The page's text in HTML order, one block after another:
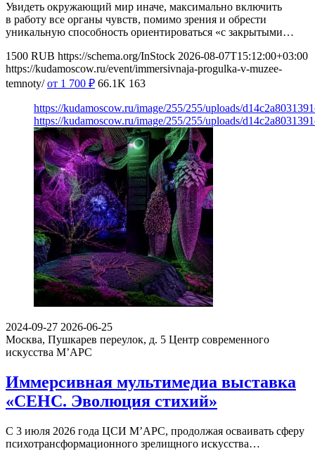
Увидеть окружающий мир иначе, максимально включить
в работу все органы чувств, помимо зрения и обрести
уникальную способность ориентироваться «с закрытыми…
1500 RUB https://schema.org/InStock 2026-08-07T15:12:00+03:00
https://kudamoscow.ru/event/immersivnaja-progulka-v-muzee-
temnoty/ от 1 700 ₽ 66.1K 163
https://kudamoscow.ru/image/255/255/uploads/
https://kudamoscow.ru/image/255/255/uploads/
2024-09-27 2026-06-25
Москва, Пушкарев переулок, д. 5 Центр современного
искусства М’АРС
Иммерсивная мультимедиа выставка
«СЕНС. Эволюция стихий»
С 3 июля 2026 года ЦСИ М’АРС, продолжая осваивать сферу
психотрансформационного зрелищного искусства…